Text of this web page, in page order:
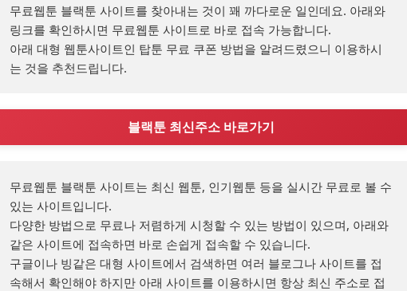
무료웹툰 블랙툰 사이트를 찾아내는 것이 꽤 까다로운 일인데요. 아래와
링크를 확인하시면 무료웹툰 사이트로 바로 접속 가능합니다.
아래 대형 웹툰사이트인 탑툰 무료 쿠폰 방법을 알려드렸으니 이용하시
는 것을 추천드립니다.
블랙툰 최신주소 바로가기
무료웹툰 블랙툰 사이트는 최신 웹툰, 인기웹툰 등을 실시간 무료로 볼 수
있는 사이트입니다.
다양한 방법으로 무료나 저렴하게 시청할 수 있는 방법이 있으며, 아래와
같은 사이트에 접속하면 바로 손쉽게 접속할 수 있습니다.
구글이나 빙같은 대형 사이트에서 검색하면 여러 블로그나 사이트를 접
속해서 확인해야 하지만 아래 사이트를 이용하시면 항상 최신 주소로 접